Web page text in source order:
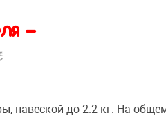
-
навеской до 2.2 кг. На